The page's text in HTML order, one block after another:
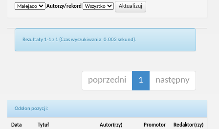
Autorzy/rekord
Rezultaty 1-1 z 1 (Czas wyszukiwania: 0.002 sekund).
poprzedni 1 następny
Odsłon pozycji:
Data
Tytuł Autor(rzy) Promotor Redaktor(rzy)